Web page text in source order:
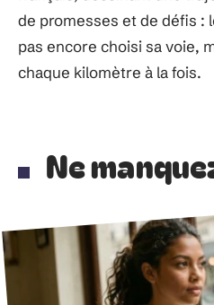
de promesses et de défis :
pas encore choisi sa voie,
chaque kilomètre à la fois.
Ne